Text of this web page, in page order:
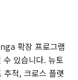
확장 프로그램
수 있습니다. 뉴토
적, 크로스 플랫